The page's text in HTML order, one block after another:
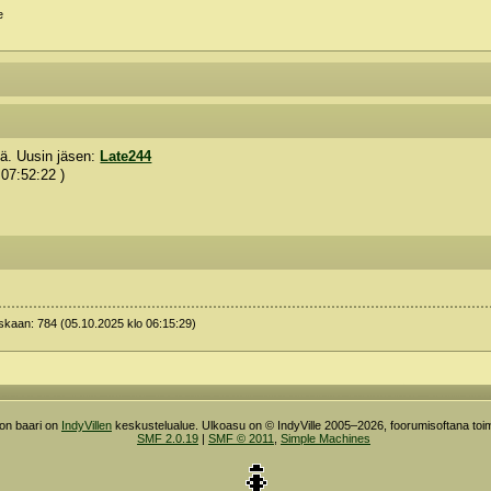
Uusin jäsen:Late244
)
784 (05.10.2025 klo 06:15:29)
baari on IndyVillenkeskustelualue. Ulkoasu on © IndyVille 2005–2026, foorumisoftana
SMF 2.0.19| SMF © 2011 Simple Machines